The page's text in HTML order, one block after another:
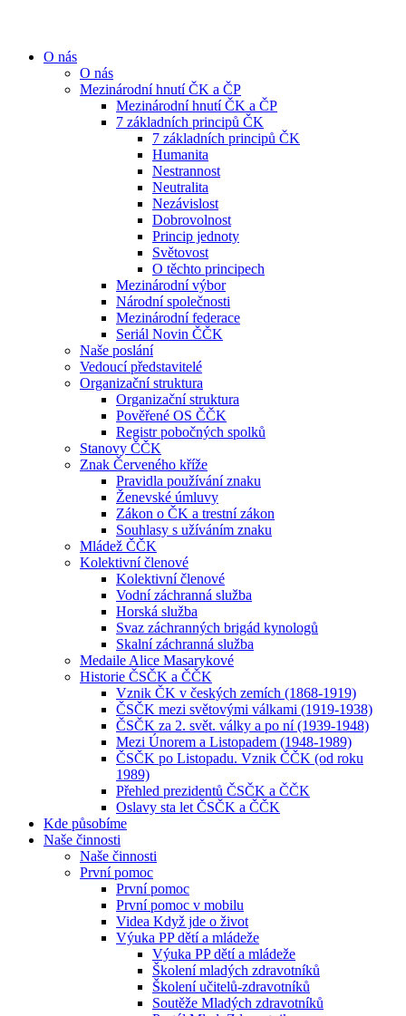
O nás
O nás
Mezinárodní hnutí ČK a ČP
Mezinárodní hnutí ČK a ČP
7 základních principů ČK
7 základních principů ČK
Humanita
Nestrannost
Neutralita
Nezávislost
Dobrovolnost
Princip jednoty
Světovost
O těchto principech
Mezinárodní výbor
Národní společnosti
Mezinárodní federace
Seriál Novin ČČK
Naše poslání
Vedoucí představitelé
Organizační struktura
Organizační struktura
Pověřené OS ČČK
Registr pobočných spolků
Stanovy ČČK
Znak Červeného kříže
Pravidla používání znaku
Ženevské úmluvy
Zákon o ČK a trestní zákon
Souhlasy s užíváním znaku
Mládež ČČK
Kolektivní členové
Kolektivní členové
Vodní záchranná služba
Horská služba
Svaz záchranných brigád kynologů
Skalní záchranná služba
Medaile Alice Masarykové
Historie ČSČK a ČČK
Vznik ČK v českých zemích (1868-1919)
ČSČK mezi světovými válkami (1919-1938)
ČSČK za 2. svět. války a po ní (1939-1948)
Mezi Únorem a Listopadem (1948-1989)
ČSČK po Listopadu. Vznik ČČK (od roku
1989)
Přehled prezidentů ČSČK a ČČK
Oslavy sta let ČSČK a ČČK
Kde působíme
Naše činnosti
Naše činnosti
První pomoc
První pomoc
První pomoc v mobilu
Videa Když jde o život
Výuka PP dětí a mládeže
Výuka PP dětí a mládeže
Školení mladých zdravotníků
Školení učitelů-zdravotníků
Soutěže Mladých zdravotníků